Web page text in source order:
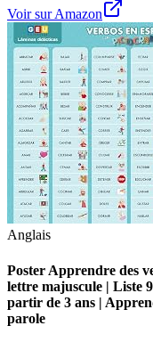
Voir sur Amazon
Anglais
Poster Apprendre des
lettre majuscule | Liste
partir de 3 ans |
parole